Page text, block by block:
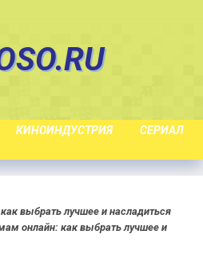
КИНОИНДУСТРИЯ
СЕРИАЛ
выбрать лучшее и насладиться
онлайн: как выбрать лучшее и